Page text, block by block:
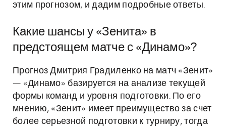
этим прогнозом, и дадим подробные ответы.
Какие шансы у «Зенита» в
предстоящем матче с «Динамо»?
Прогноз Дмитрия Градиленко на матч «Зенит»
— «Динамо» базируется на анализе текущей
формы команд и уровня подготовки. По его
мнению, «Зенит» имеет преимущество за счет
более серьезной подготовки к турниру, тогда